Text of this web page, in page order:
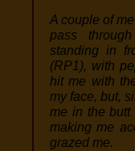
A couple of
pass
standing in
(RP1), with
hit me with
my face, but,
me in the butt
making me
grazed me.